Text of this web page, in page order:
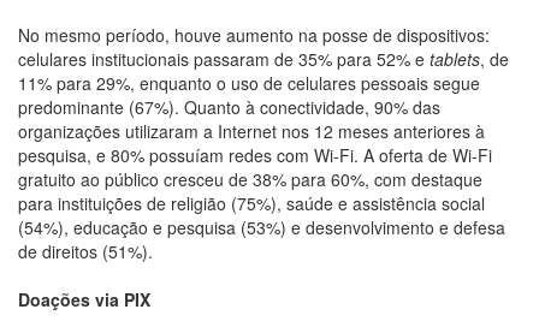
No mesmo período, houve aumento na posse de dispositivos:
celulares institucionais passaram de 35% para 52% e tablets, de
11% para 29%, enquanto o uso de celulares pessoais segue
predominante (67%). Quanto à conectividade, 90% das
organizações utilizaram a Internet nos 12 meses anteriores à
pesquisa, e 80% possuíam redes com Wi-Fi. A oferta de Wi-Fi
gratuito ao público cresceu de 38% para 60%, com destaque
para instituições de religião (75%), saúde e assistência social
(54%), educação e pesquisa (53%) e desenvolvimento e defesa
de direitos (51%).
Doações via PIX